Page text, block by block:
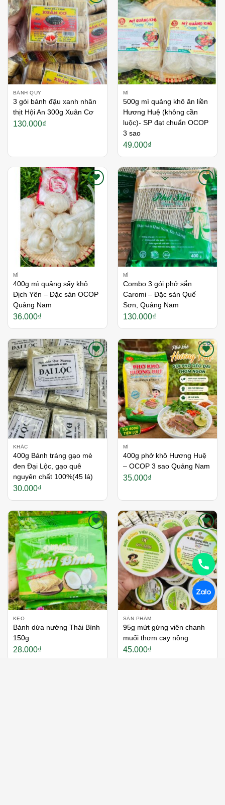
Thích
BÁNH QUY
3 gói bánh đậu xanh nhân
thịt Hội An 300g Xuân Cơ
130.000₫
Thích
MÌ
500g mì quảng khô ăn liền
Hương Huệ (không cần
luộc)- SP đạt chuẩn OCOP
3 sao
49.000₫
Thích
MÌ
400g mì quảng sấy khô
Địch Yên – Đặc sản OCOP
Quảng Nam
36.000₫
Thích
MÌ
Combo 3 gói phở sắn
Caromi – Đặc sản Quế
Sơn, Quảng Nam
130.000₫
Thích
KHÁC
400g Bánh tráng gạo mè
đen Đại Lộc, gạo quê
nguyên chất 100%(45 lá)
30.000₫
Thích
MÌ
400g phở khô Hương Huệ
– OCOP 3 sao Quảng Nam
35.000₫
Thích
KẸO
Bánh dừa nướng Thái Bình
150g
28.000₫
Thích
SẢN PHẨM
95g mứt gừng viên chanh
muối thơm cay nồng
45.000₫